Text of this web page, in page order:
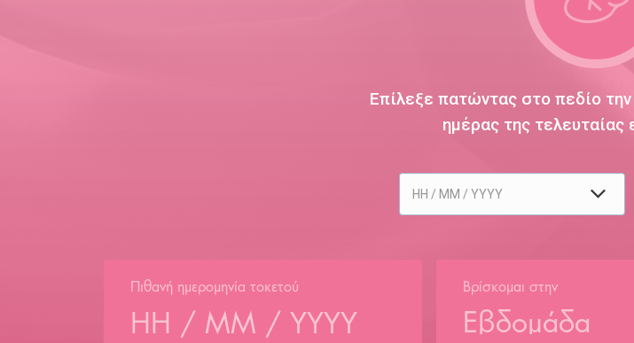
Επίλεξε πατώντας στο πεδίο
ημέρας της τελευταίας
Πιθανή ημερομηνία τοκετού Βρίσκομαι στην
Εβδομάδα